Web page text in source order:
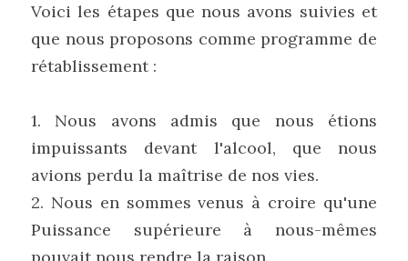
Voici les étapes que nous avons suivies et
que nous proposons comme programme de
rétablissement :
1. Nous avons admis que nous étions
impuissants devant l'alcool, que nous
avions perdu la maîtrise de nos vies.
2. Nous en sommes venus à croire qu'une
Puissance supérieure à nous-mêmes